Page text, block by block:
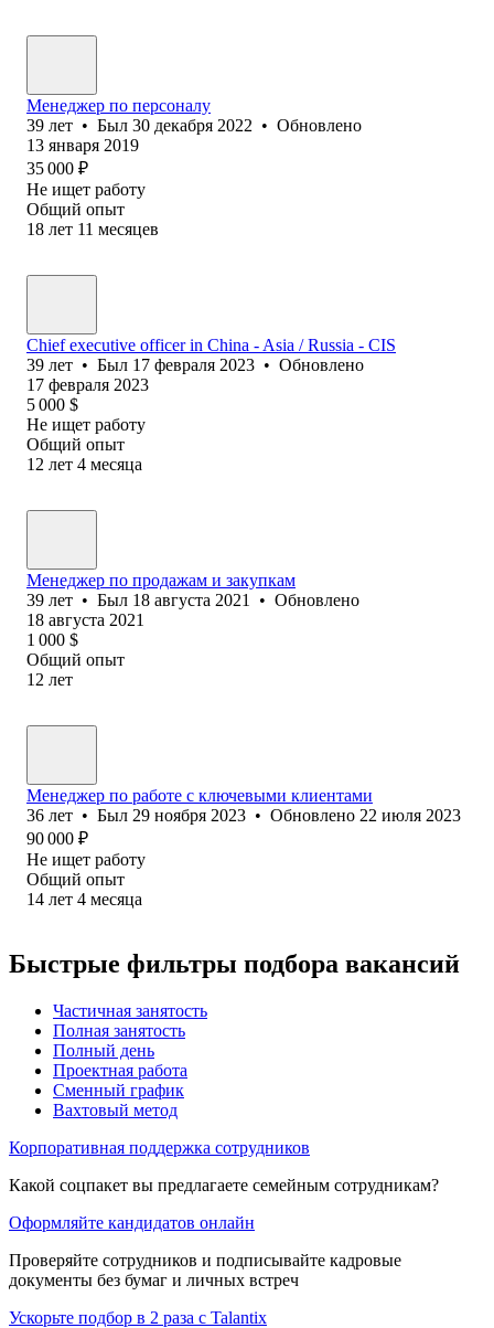
Менеджер по персоналу
39 лет • Был 30 декабря 2022 • Обновлено
13 января 2019
35 000 ₽
Не ищет работу
Общий опыт
18 лет 11 месяцев
Chief executive officer in China - Asia / Russia - CIS
39 лет • Был 17 февраля 2023 • Обновлено
17 февраля 2023
5 000 $
Не ищет работу
Общий опыт
12 лет 4 месяца
Менеджер по продажам и закупкам
39 лет • Был 18 августа 2021 • Обновлено
18 августа 2021
1 000 $
Общий опыт
12 лет
Менеджер по работе с ключевыми клиентами
36 лет • Был 29 ноября 2023 • Обновлено 22 июля 2023
90 000 ₽
Не ищет работу
Общий опыт
14 лет 4 месяца
Быстрые фильтры подбора вакансий
Частичная занятость
Полная занятость
Полный день
Проектная работа
Сменный график
Вахтовый метод
Корпоративная поддержка сотрудников
Какой соцпакет вы предлагаете семейным сотрудникам?
Оформляйте кандидатов онлайн
Проверяйте сотрудников и подписывайте кадровые
документы без бумаг и личных встреч
Ускорьте подбор в 2 раза с Talantix